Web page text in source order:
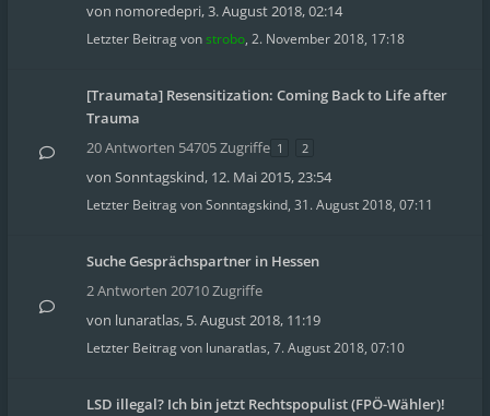
von nomoredepri,3. August 2018, 02:14
Letzter Beitrag vonstrobo, 2. November 2018, 17:18
[Traumata] Resensitization: Coming Back to Life after
Trauma
20 Antworten 54705 Zugriffe 1 2
von Sonntagskind, 12. Mai 2015, 23:54
Letzter Beitrag vonSonntagskind, 31. August 2018, 07:11
Suche Gesprächspartner in Hessen
2 Antworten 20710 Zugriffe
von lunaratlas, 5. August 2018, 11:19
Letzter Beitrag von lunaratlas, 7. August 2018, 07:10
LSD illegal? Ich bin jetzt Rechtspopulist (FPÖ-Wähler)!